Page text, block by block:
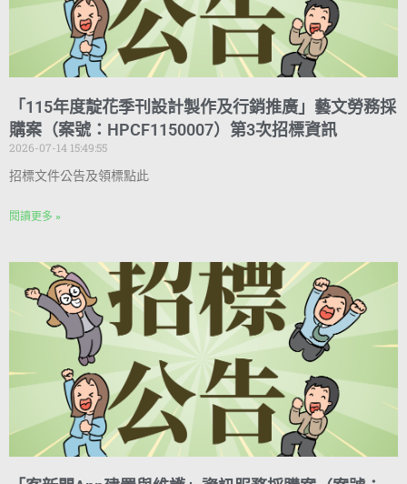
「115年度靛花季刊設計製作及行銷推廣」藝文勞務採
購案（案號：HPCF1150007）第3次招標資訊
2026-07-14 15:49:55
招標文件公告及領標點此
閱讀更多 »